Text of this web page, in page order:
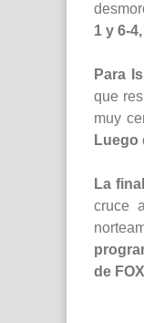
1 y 6-
Para
que
muy
Luego
La
cruce
de